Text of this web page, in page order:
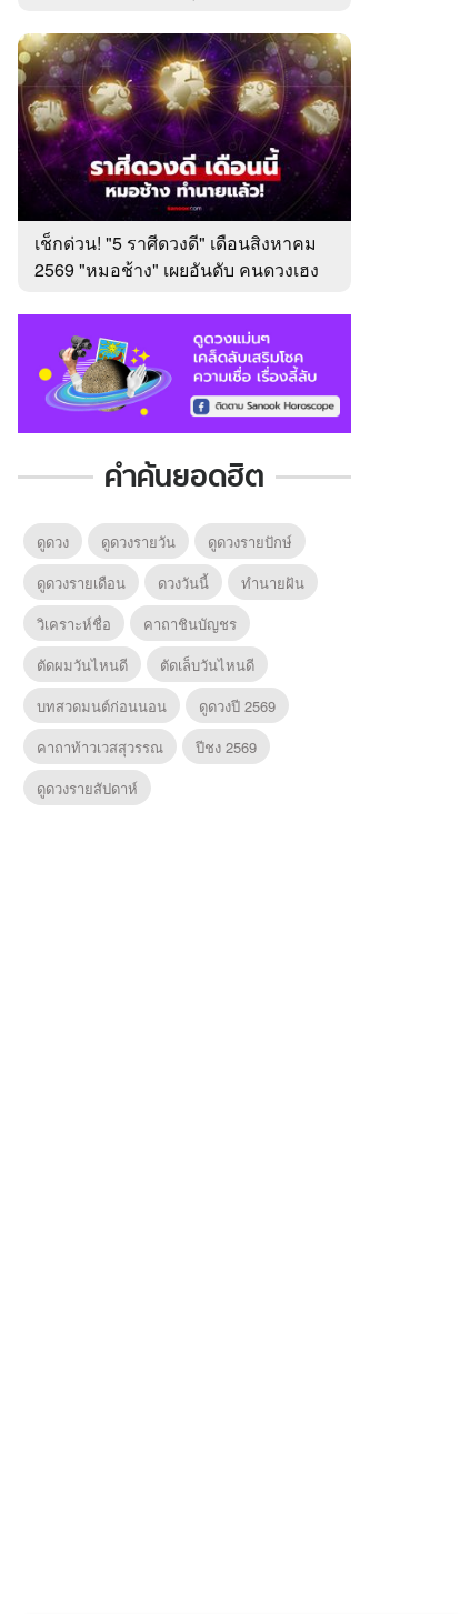
เช็กด่วน! "5 ราศีดวงดี" เดือนสิงหาคม
2569 "หมอช้าง" เผยอันดับ คนดวงเฮง
คำค้นยอดฮิต
ดูดวง ดูดวงรายวัน
ดูดวงรายปักษ์
ดูดวงรายเดือน
ดวงวันนี้
ทํานายฝัน
วิเคราะห์ชื่อ
คาถาชินบัญชร
ตัดผมวันไหนดี
ตัดเล็บวันไหนดี
บทสวดมนต์ก่อนนอน
ดูดวงปี 2569
คาถาท้าวเวสสุวรรณ
ปีชง 2569
ดูดวงรายสัปดาห์